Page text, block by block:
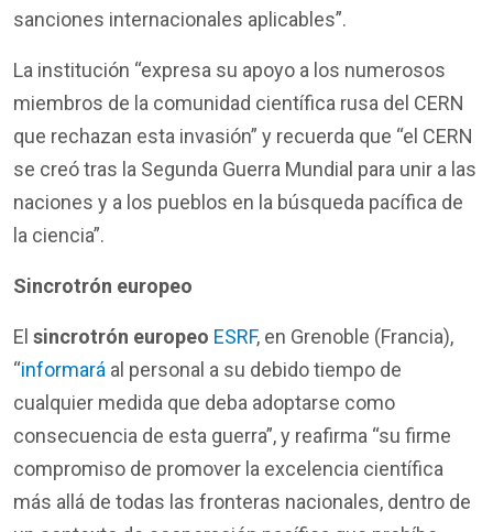
sanciones internacionales aplicables”.
La institución “expresa su apoyo a los numerosos
miembros de la comunidad científica rusa del CERN
que rechazan esta invasión” y recuerda que “el CERN
se creó tras la Segunda Guerra Mundial para unir a las
naciones y a los pueblos en la búsqueda pacífica de
la ciencia”.
Sincrotrón europeo
El sincrotrón europeo ESRF, en Grenoble (Francia),
“informará al personal a su debido tiempo de
cualquier medida que deba adoptarse como
consecuencia de esta guerra”, y reafirma “su firme
compromiso de promover la excelencia científica
más allá de todas las fronteras nacionales, dentro de